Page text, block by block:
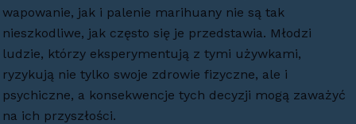
wapowanie, jak i palenie marihuany nie są tak
nieszkodliwe, jak często się je przedstawia. Młodzi
ludzie, którzy eksperymentują z tymi używkami,
ryzykują nie tylko swoje zdrowie fizyczne, ale i
psychiczne, a konsekwencje tych decyzji mogą zaważyć
na ich przyszłości.